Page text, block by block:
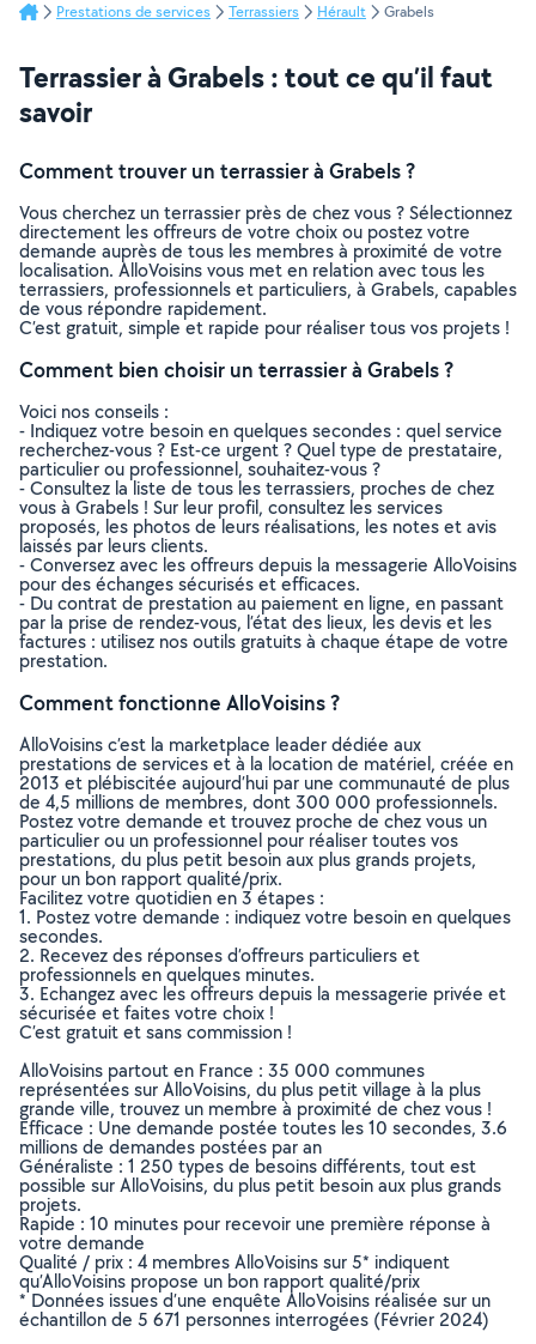
Prestations de services Terrassiers Hérault Grabels
Terrassier à Grabels : tout ce qu’il faut
savoir
Comment trouver un terrassier à Grabels ?
Vous cherchez un terrassier près de chez vous ? Sélectionnez
directement les offreurs de votre choix ou postez votre
demande auprès de tous les membres à proximité de votre
localisation. AlloVoisins vous met en relation avec tous les
terrassiers, professionnels et particuliers, à Grabels, capables
de vous répondre rapidement.
C’est gratuit, simple et rapide pour réaliser tous vos projets !
Comment bien choisir un terrassier à Grabels ?
Voici nos conseils :
- Indiquez votre besoin en quelques secondes : quel service
recherchez-vous ? Est-ce urgent ? Quel type de prestataire,
particulier ou professionnel, souhaitez-vous ?
- Consultez la liste de tous les terrassiers, proches de chez
vous à Grabels ! Sur leur profil, consultez les services
proposés, les photos de leurs réalisations, les notes et avis
laissés par leurs clients.
- Conversez avec les offreurs depuis la messagerie AlloVoisins
pour des échanges sécurisés et efficaces.
- Du contrat de prestation au paiement en ligne, en passant
par la prise de rendez-vous, l’état des lieux, les devis et les
factures : utilisez nos outils gratuits à chaque étape de votre
prestation.
Comment fonctionne AlloVoisins ?
AlloVoisins c’est la marketplace leader dédiée aux
prestations de services et à la location de matériel, créée en
2013 et plébiscitée aujourd’hui par une communauté de plus
de 4,5 millions de membres, dont 300 000 professionnels.
Postez votre demande et trouvez proche de chez vous un
particulier ou un professionnel pour réaliser toutes vos
prestations, du plus petit besoin aux plus grands projets,
pour un bon rapport qualité/prix.
Facilitez votre quotidien en 3 étapes :
1. Postez votre demande : indiquez votre besoin en quelques
secondes.
2. Recevez des réponses d’offreurs particuliers et
professionnels en quelques minutes.
3. Echangez avec les offreurs depuis la messagerie privée et
sécurisée et faites votre choix !
C’est gratuit et sans commission !
AlloVoisins partout en France : 35 000 communes
représentées sur AlloVoisins, du plus petit village à la plus
grande ville, trouvez un membre à proximité de chez vous !
Efficace : Une demande postée toutes les 10 secondes, 3.6
millions de demandes postées par an
Généraliste : 1 250 types de besoins différents, tout est
possible sur AlloVoisins, du plus petit besoin aux plus grands
projets.
Rapide : 10 minutes pour recevoir une première réponse à
votre demande
Qualité / prix : 4 membres AlloVoisins sur 5* indiquent
qu’AlloVoisins propose un bon rapport qualité/prix
* Données issues d’une enquête AlloVoisins réalisée sur un
échantillon de 5 671 personnes interrogées (Février 2024)